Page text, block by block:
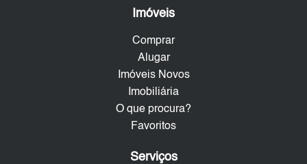
Imóveis
Comprar
Alugar
Imóveis Novos
Imobiliária
O que procura?
Favoritos
Serviços